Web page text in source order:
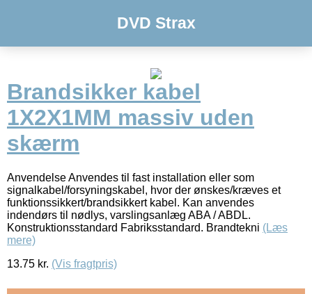
DVD Strax
Brandsikker kabel
1X2X1MM massiv uden
skærm
Anvendelse Anvendes til fast installation eller som
signalkabel/forsyningskabel, hvor der ønskes/kræves et
funktionssikkert/brandsikkert kabel. Kan anvendes
indendørs til nødlys, varslingsanlæg ABA / ABDL.
Konstruktionsstandard Fabriksstandard. Brandtekni (Læs
mere)
13.75 kr. (Vis fragtpris)